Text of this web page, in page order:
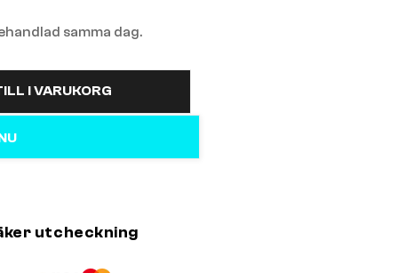
samma dag.
I VARUKORG
utcheckning